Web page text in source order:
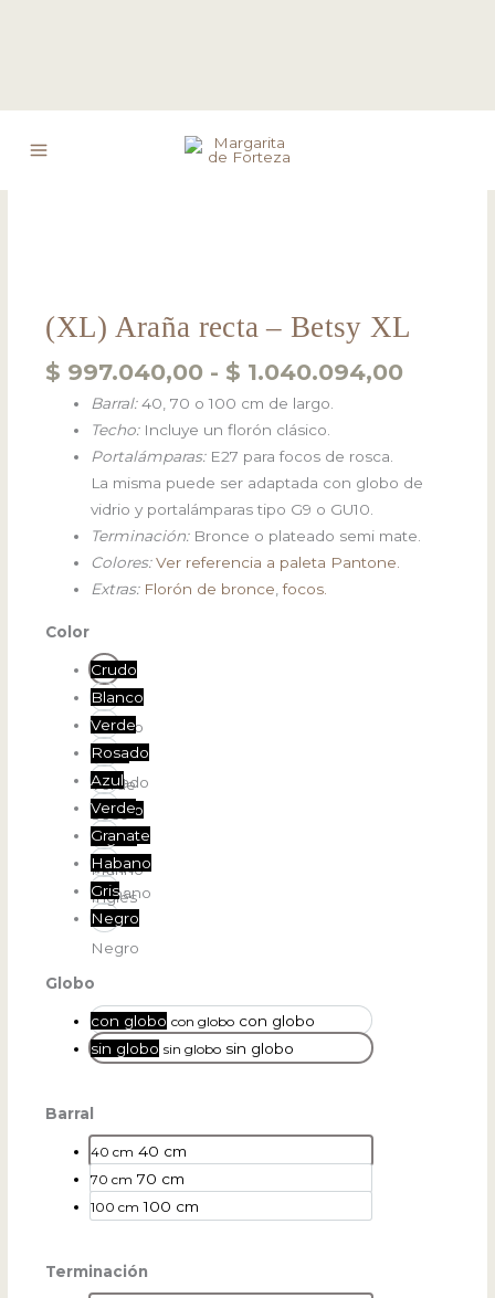
(XL) Araña recta – Betsy XL
$ 997.040,00 - $ 1.040.094,00
Barral:40, 70 o 100 cm de largo.
Techo:Incluye un florón clásico.
Portalámparas: E27 para focos de rosca.
La misma puede ser adaptada con globo de
vidrio y portalámparas tipo G9 o GU10.
Terminación:Bronce o plateado semi mate.
Colores: Ver referencia a paleta Pantone.
Extras: Florón de bronce,focos.
Color
Crudo
Crudo
Blanco
Blanco
Verde
Seco
Verde
Seco
Rosado
Rosado
Azul
Marino
Azul
Marino
Verde
Inglés
Verde
Inglés
Granate
Granate
Habano
Habano
Gris
Gris
Negro
Negro
Globo
con globo con globo con globo
sin globo sin globo sin globo
Barral
40 cm 40 cm
70 cm 70 cm
100 cm 100 cm
Terminación
Araña